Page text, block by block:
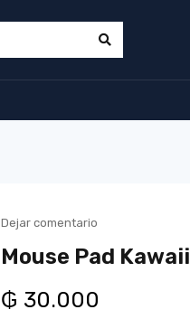
Dejar comentario
Mouse Pad Kawaii
₲ 30.000